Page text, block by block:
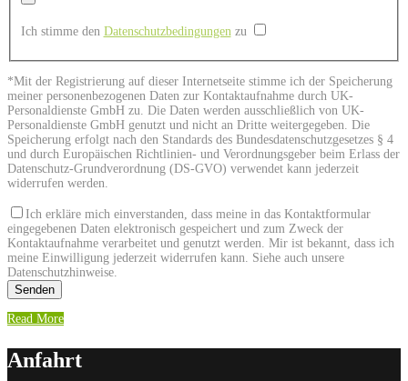
Ich stimme den Datenschutzbedingungen zu
*Mit der Registrierung auf dieser Internetseite stimme ich der Speicherung
meiner personenbezogenen Daten zur Kontaktaufnahme durch UK-
Personaldienste GmbH zu. Die Daten werden ausschließlich von UK-
Personaldienste GmbH genutzt und nicht an Dritte weitergegeben. Die
Speicherung erfolgt nach den Standards des Bundesdatenschutzgesetzes § 4
und durch Europäischen Richtlinien- und Verordnungsgeber beim Erlass der
Datenschutz-Grundverordnung (DS-GVO) verwendet kann jederzeit
widerrufen werden.
Ich erkläre mich einverstanden, dass meine in das Kontaktformular
eingegebenen Daten elektronisch gespeichert und zum Zweck der
Kontaktaufnahme verarbeitet und genutzt werden. Mir ist bekannt, dass ich
meine Einwilligung jederzeit widerrufen kann. Siehe auch unsere
Datenschutzhinweise.
Read More
Anfahrt